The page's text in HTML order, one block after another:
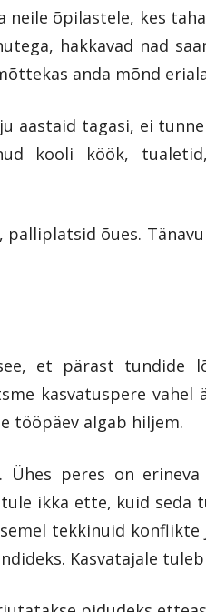
neile õpilastele, kes
hakkavad nad
anda mõnd
aastaid tagasi, ei
kooli köök,
õues.
et pärast tundide
kasvatuspere
tööpäev algab hiljem.
Ühes peres on
ikka ette, kuid seda
tekkinuid
Kasvatajale